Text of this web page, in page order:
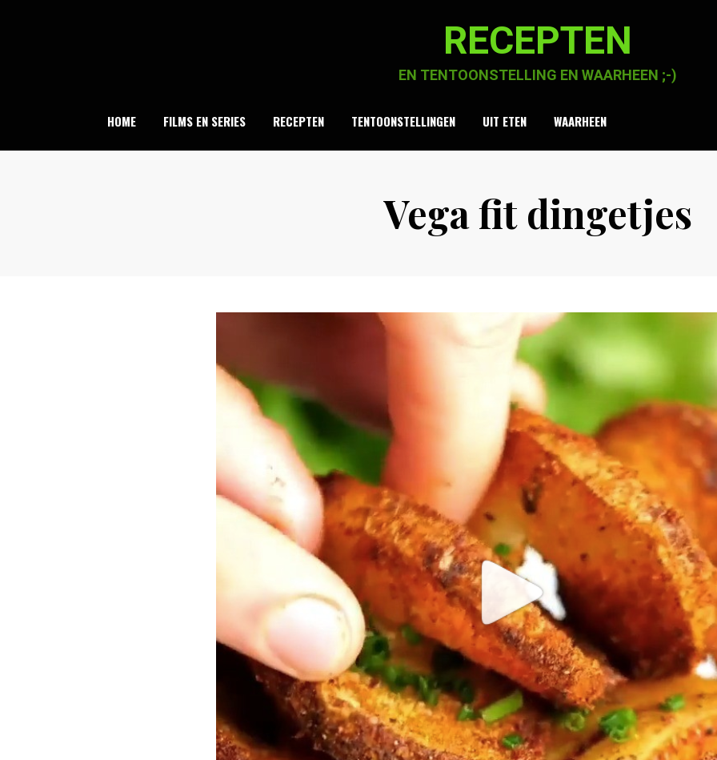
RECEPTEN
EN TENTOONSTELLING EN WAARHEEN ;-)
HOME FILMS EN SERIES RECEPTEN TENTOONSTELLINGEN UIT ETEN WAARHEEN
Vega fit dingetjes